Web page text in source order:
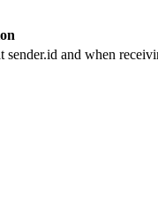
and when